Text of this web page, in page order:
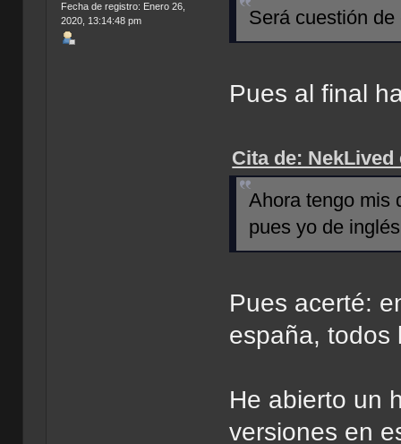
Fecha de registro: Enero 26,
2020, 13:14:48 pm
Será cuestión
Pues al final
Cita de: NekLived
Ahora tengo mis
pues yo de
Pues acerté:
españa, todos
He abierto un
versiones en